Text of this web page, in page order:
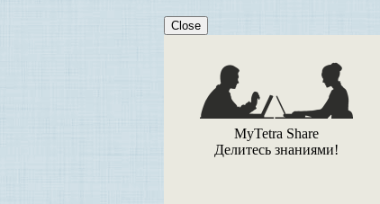
Close
MyTetra Share
Делитесь знаниями!